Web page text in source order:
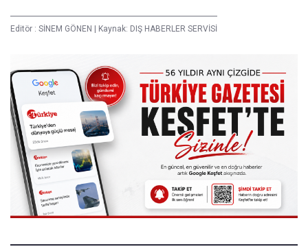
Editör : SİNEM GÖNEN | Kaynak: DIŞ HABERLER SERVİSİ